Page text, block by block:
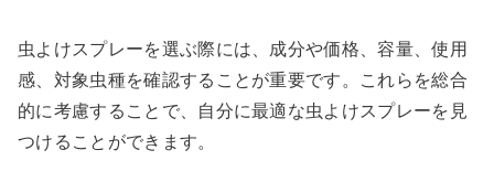
虫よけスプレーを選ぶ際には、成分や価格、容量、使用
感、対象虫種を確認することが重要です。これらを総合
的に考慮することで、自分に最適な虫よけスプレーを見
つけることができます。